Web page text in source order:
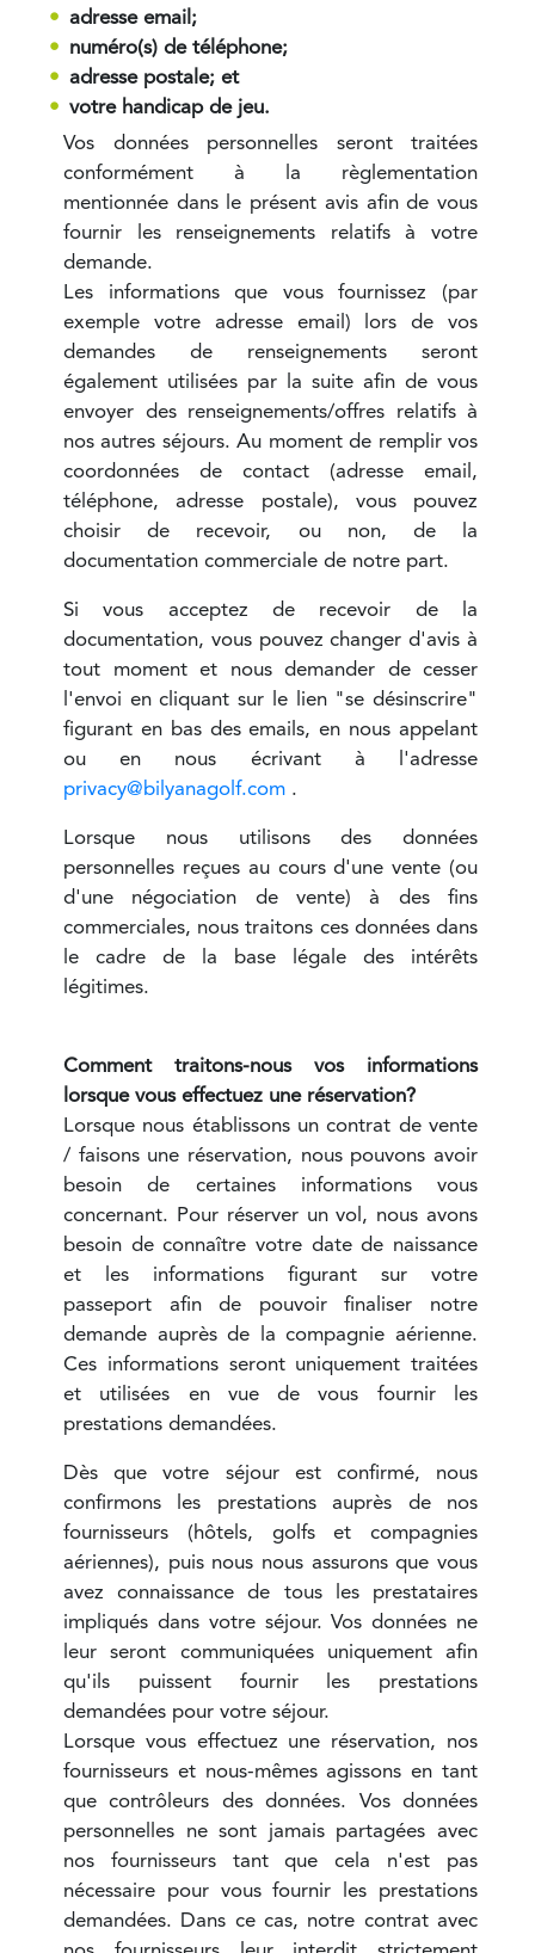
adresse email;
numéro(s) de téléphone;
adresse postale; et
votre handicap de jeu.
Vos données personnelles seront traitées
conformément à la règlementation
mentionnée dans le présent avis afin de vous
fournir les renseignements relatifs à votre
demande.
Les informations que vous fournissez (par
exemple votre adresse email) lors de vos
demandes de renseignements seront
également utilisées par la suite afin de vous
envoyer des renseignements/offres relatifs à
nos autres séjours. Au moment de remplir vos
coordonnées de contact (adresse email,
téléphone, adresse postale), vous pouvez
choisir de recevoir, ou non, de la
documentation commerciale de notre part.
Si vous acceptez de recevoir de la
documentation, vous pouvez changer d'avis à
tout moment et nous demander de cesser
l'envoi en cliquant sur le lien "se désinscrire"
figurant en bas des emails, en nous appelant
ou en nous écrivant à l'adresse
privacy@bilyanagolf.com .
Lorsque nous utilisons des données
personnelles reçues au cours d'une vente (ou
d'une négociation de vente) à des fins
commerciales, nous traitons ces données dans
le cadre de la base légale des intérêts
légitimes.
Comment traitons-nous vos informations
lorsque vous effectuez une réservation?
Lorsque nous établissons un contrat de vente
/ faisons une réservation, nous pouvons avoir
besoin de certaines informations vous
concernant. Pour réserver un vol, nous avons
besoin de connaître votre date de naissance
et les informations figurant sur votre
passeport afin de pouvoir finaliser notre
demande auprès de la compagnie aérienne.
Ces informations seront uniquement traitées
et utilisées en vue de vous fournir les
prestations demandées.
Dès que votre séjour est confirmé, nous
confirmons les prestations auprès de nos
fournisseurs (hôtels, golfs et compagnies
aériennes), puis nous nous assurons que vous
avez connaissance de tous les prestataires
impliqués dans votre séjour. Vos données ne
leur seront communiquées uniquement afin
qu'ils puissent fournir les prestations
demandées pour votre séjour.
Lorsque vous effectuez une réservation, nos
fournisseurs et nous-mêmes agissons en tant
que contrôleurs des données. Vos données
personnelles ne sont jamais partagées avec
nos fournisseurs tant que cela n'est pas
nécessaire pour vous fournir les prestations
demandées. Dans ce cas, notre contrat avec